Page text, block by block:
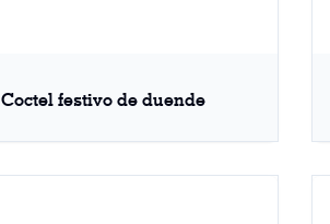
Coctel festivo de duende